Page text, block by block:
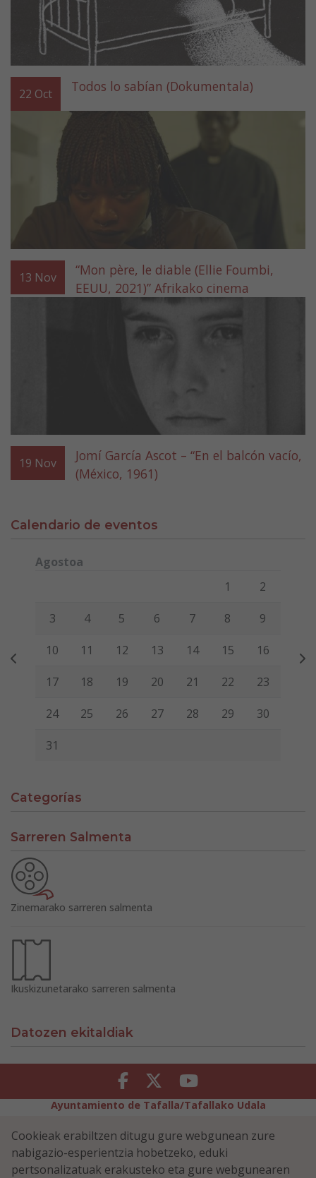
22 Oct Todos lo sabían (Dokumentala)
13 Nov
“Mon père, le diable (Ellie Foumbi,
EEUU, 2021)” Afrikako cinema
19 Nov
Jomí García Ascot – “En el balcón vacío,
(México, 1961)
Calendario de eventos
Agostoa
Viernes Sábado
1 2
3 4 5 6 7 8 9
10 11 12 13 14 15 16
17 18 19 20 21 22 23
24 25 26 27 28 29 30
31
Categorías
Sarreren Salmenta
Zinemarako sarreren salmenta
Ikuskizunetarako sarreren salmenta
Datozen ekitaldiak
Facebook Twitter Youtube
Ayuntamiento de Tafalla/Tafallako Udala
Erabilerreztasuna
Cookiei buruzko politika
Informazioaren Segurtasun-Politika
Plaza Navarra 5 - 31300 Tafalla (NAVARRA)
948 70 18 11
Cookieak erabiltzen ditugu gure webgunean zure
nabigazio-esperientzia hobetzeko, eduki
pertsonalizatuak erakusteko eta gure webgunearen